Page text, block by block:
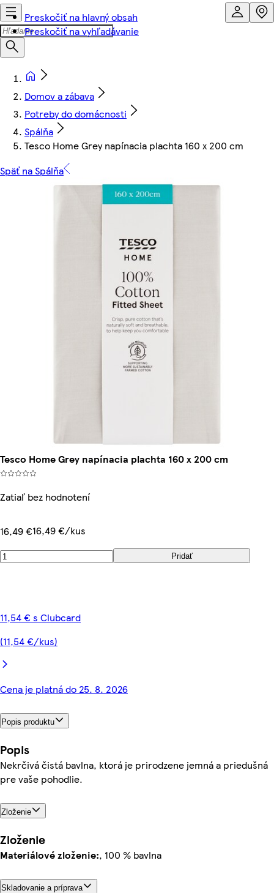
Preskočiť na hlavný obsah
Preskočiť na vyhľadávanie
Domov a zábava
Potreby do domácnosti
Spálňa
Tesco Home Grey napínacia plachta 160 x 200 cm
Späť na Spálňa
Tesco Home Grey napínacia plachta 160 x 200 cm
Zatiaľ bez hodnotení
16,49 €16,49 €/kus
Pridať
11,54 € s Clubcard
(11,54 €/kus)
Cena je platná do 25. 8. 2026
Popis produktu
Popis
Nekrčivá čistá bavlna, ktorá je prirodzene jemná a priedušná
pre vaše pohodlie.
Zloženie
Zloženie
Materiálové zloženie:, 100 % bavlna
Skladovanie a príprava